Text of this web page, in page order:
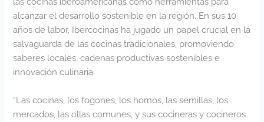
alcanzar el desarrollo sostenible en la región. En sus 10
años de labor, Ibercocinas ha jugado un papel crucial en la
salvaguarda de las cocinas tradicionales, promoviendo
saberes locales, cadenas productivas sostenibles e
innovación culinaria.
“Las cocinas, los fogones, los hornos, las semillas, los
mercados, las ollas comunes, y sus cocineras y cocineros